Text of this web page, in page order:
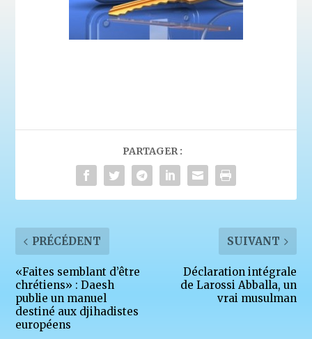
PARTAGER :
PRÉCÉDENT
«Faites semblant d’être
chrétiens» : Daesh
publie un manuel
destiné aux djihadistes
européens
SUIVANT
Déclaration intégrale
de Larossi Abballa, un
vrai musulman